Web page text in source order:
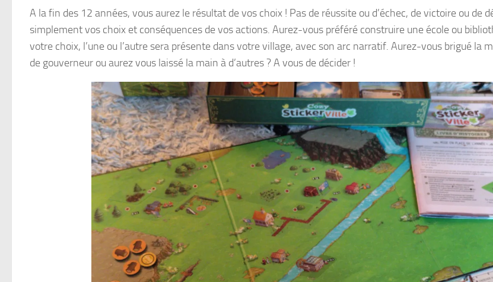
A la fin des 12 années, vous aurez le résultat de vos choix ! Pas de réussite ou d’échec, de victoire ou de
simplement vos choix et conséquences de vos actions. Aurez-vous préféré construire une école ou
votre choix, l’une ou l’autre sera présente dans votre village, avec son arc narratif. Aurez-vous brigué la
de gouverneur ou aurez vous laissé la main à d’autres ? A vous de décider !